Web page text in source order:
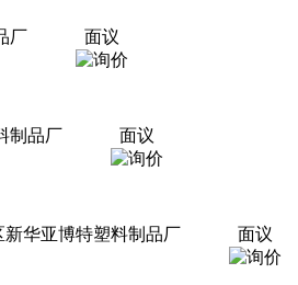
厂 面议
制品厂 面议
华亚博特塑料制品厂 面议